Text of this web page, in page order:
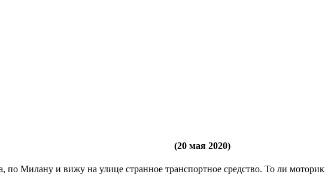
(20 мая 2020)
по Милану и вижу на улице странное транспортное средство. То ли